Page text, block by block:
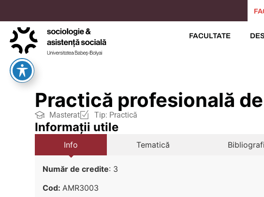
FACULTATE
Practică profesională
Masterat Tip: Practică
Informații utile
Info Tematică
Număr de credite: 3
Cod: AMR3003